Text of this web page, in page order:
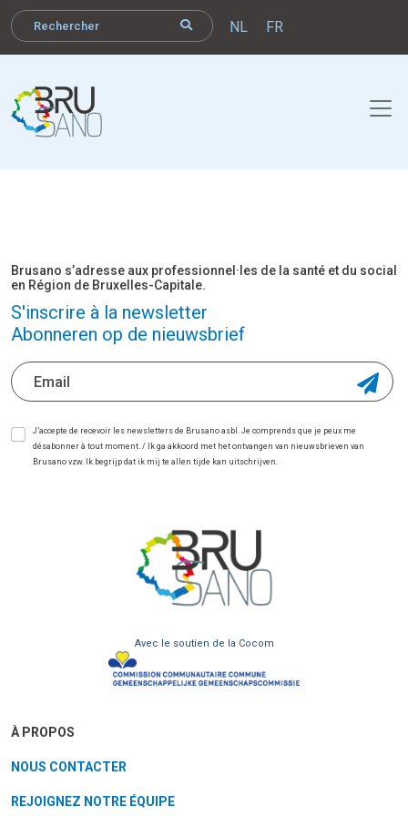
NL FR
Brusano s’adresse aux professionnel·les de la santé et du social
en Région de Bruxelles-Capitale.
S'inscrire à la newsletter
Abonneren op de nieuwsbrief
J’accepte de recevoir les newsletters de Brusano asbl. Je comprends que je peux me
désabonner à tout moment. / Ik ga akkoord met het ontvangen van nieuwsbrieven van
Brusano vzw. Ik begrijp dat ik mij te allen tijde kan uitschrijven.
Avec le soutien de la Cocom
À PROPOS
NOUS CONTACTER
REJOIGNEZ NOTRE ÉQUIPE